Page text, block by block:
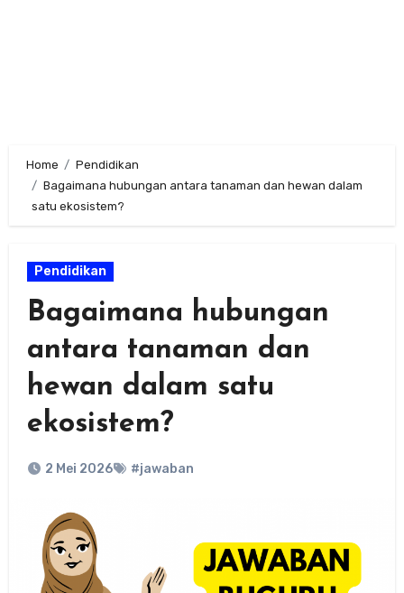
Home
Pendidikan
Bagaimana hubungan antara tanaman dan hewan dalam
satu ekosistem?
Pendidikan
Bagaimana hubungan
antara tanaman dan
hewan dalam satu
ekosistem?
2 Mei 2026 #jawaban